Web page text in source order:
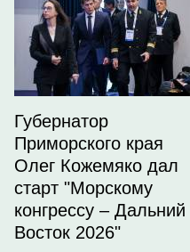
Губернатор
Приморского края
Олег Кожемяко дал
старт "Морскому
конгрессу – Дальний
Восток 2026"